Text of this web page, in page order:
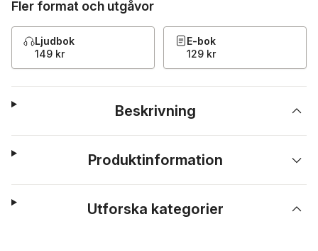
Fler format och utgåvor
Ljudbok
149 kr
E-bok
129 kr
Beskrivning
Produktinformation
Utforska kategorier